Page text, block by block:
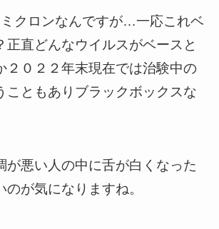
クロンなんですが…一応これベ
正直どんなウイルスがベースと
２０２２年末現在では治験中の
こともありブラックボックスな
が悪い人の中に舌が白くなった
のが気になりますね。